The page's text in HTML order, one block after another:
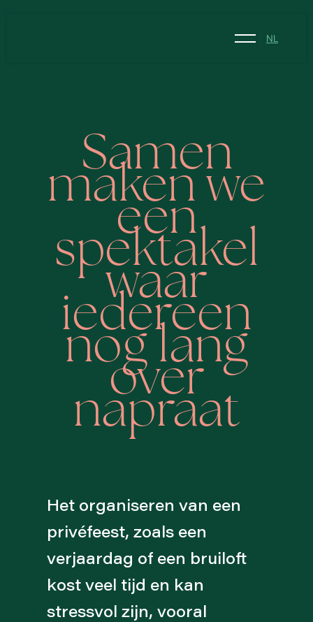
NL
Samen
maken we
een
spektakel
waar
iedereen
nog lang
over
napraat
Het organiseren van een
privéfeest, zoals een
verjaardag of een bruiloft
kost veel tijd en kan
stressvol zijn, vooral